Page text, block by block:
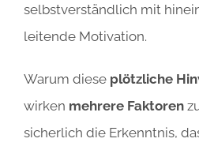
selbstverständlich mit
leitende Motivation.
Warum diese plötzliche
wirken mehrere Faktoren
sicherlich die Erkenntnis,